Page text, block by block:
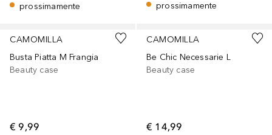
prossimamente
prossimamente
CAMOMILLA
Busta Piatta M Frangia
Beauty case
€ 9,99
CAMOMILLA
Be Chic Necessarie L
Beauty case
€ 14,99